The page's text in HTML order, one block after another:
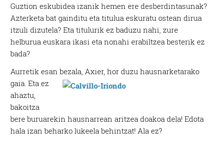
Guztion eskubidea izanik hemen ere desberdintasunak?
Azterketa bat gainditu eta titulua eskuratu ostean dirua
itzuli dizutela? Eta titulurik ez baduzu nahi, zure
helburua euskara ikasi eta nonahi erabiltzea besterik ez
bada?
Aurretik esan bezala, Axier, hor duzu hausnarketarako
gaia.Eta ez
ahaztu,
bakoitza
bere buruarekin hausnarrean aritzea doakoa dela! Edota
hala izan beharko lukeela behintzat! Ala ez?